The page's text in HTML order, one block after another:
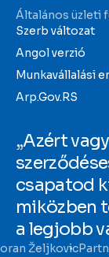
Általános üzleti
Szerb változat
Angol verzió
Munkavállalási
Arp.Gov.RS
„Azért
csapatod
miközben
a legjobb
Željkovic